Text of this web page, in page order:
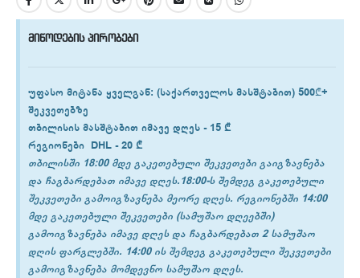
მიწოდების პირობები
უფასო მიტანა ყველგან: (საქართველოს მასშტაბით) 500₾+
შეკვეთებზე
თბილისის მასშტაბით იმავე დღეს -15 ₾
რეგიონები DHL -20 ₾
თბილისში 18:00 მდე გაკეთებული შეკვეთები გაიგზავნება
და ჩაგბარდებათ იმავე დღეს.18:00-ს შემდეგ გაკეთებული
შეკვეთები გამოიგზავნება მეორე დღეს. რეგიონებში 14:00
მდე გაკეთებული შეკვეთები (სამუშაო დღეებში)
გამოიგზავნება იმავე დღეს და ჩაგბარდებათ 2 სამუშაო
დღის ფარგლებში. 14:00 ის შემდეგ გაკეთებული შეკვეთები
გამოიგზავნება მომდევნო სამუშაო დღეს.